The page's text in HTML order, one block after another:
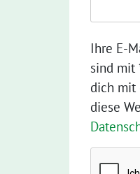
Ihre E-
sind mit
dich mit
diese